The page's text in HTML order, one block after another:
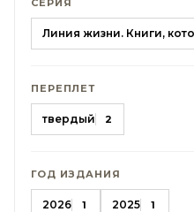
ПЕРЕПЛЕТ
твердый 2
ГОД ИЗДАНИЯ
2026 1 2025 1